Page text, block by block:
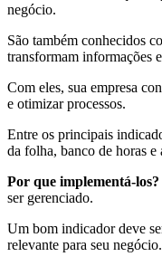
negócio.
São também conhecidos
transformam informações
Com eles, sua empresa
e otimizar processos.
Entre os principais
da folha, banco de horas e
Por que implementá-los?
ser gerenciado.
Um bom indicador deve
relevante para seu negócio.